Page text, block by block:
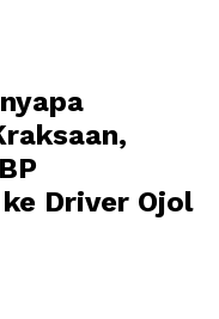
Driver Ojol